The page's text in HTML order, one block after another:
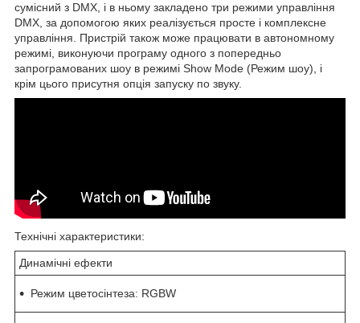
сумісний з DMX, і в ньому закладено три режими управління
DMX, за допомогою яких реалізується просте і комплексне
управління. Пристрій також може працювати в автономному
режимі, виконуючи програму одного з попередньо
запрограмованих шоу в режимі Show Mode (Режим шоу), і
крім цього присутня опція запуску по звуку.
Технічні характеристики:
Динамічні ефекти
Режим цветосінтеза: RGBW